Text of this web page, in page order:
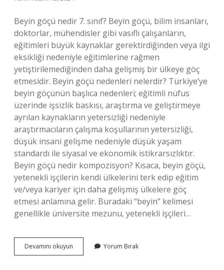
Beyin göçü nedir 7. sınıf? Beyin göçü, bilim insanları,
doktorlar, mühendisler gibi vasıflı çalışanların,
eğitimleri büyük kaynaklar gerektirdiğinden veya ilgi
eksikliği nedeniyle eğitimlerine rağmen
yetiştirilemediğinden daha gelişmiş bir ülkeye göç
etmesidir. Beyin göçü nedenleri nelerdir? Türkiye’ye
beyin göçünün başlıca nedenleri; eğitimli nüfus
üzerinde işsizlik baskısı, araştırma ve geliştirmeye
ayrılan kaynakların yetersizliği nedeniyle
araştırmacıların çalışma koşullarının yetersizliği,
düşük insani gelişme nedeniyle düşük yaşam
standardı ile siyasal ve ekonomik istikrarsızlıktır.
Beyin göçü nedir kompozisyon? Kısaca, beyin göçü,
yetenekli işçilerin kendi ülkelerini terk edip eğitim
ve/veya kariyer için daha gelişmiş ülkelere göç
etmesi anlamına gelir. Buradaki “beyin” kelimesi
genellikle üniversite mezunu, yetenekli işçileri…
Devamını okuyun
Göçü
Yorum Bırak